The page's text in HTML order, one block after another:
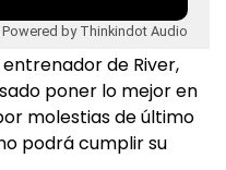
Powered by Thinkindot Audio
entrenador de River,
poner lo mejor en
molestias de último
podrá cumplir su